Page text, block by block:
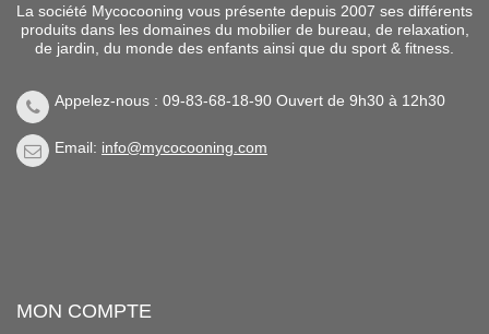
La société Mycocooning vous présente depuis 2007 ses différents
produits dans les domaines du mobilier de bureau, de relaxation,
de jardin, du monde des enfants ainsi que du sport & fitness.
Appelez-nous : 09-83-68-18-90 Ouvert de 9h30 à 12h30
Email: info@mycocooning.com
MON COMPTE